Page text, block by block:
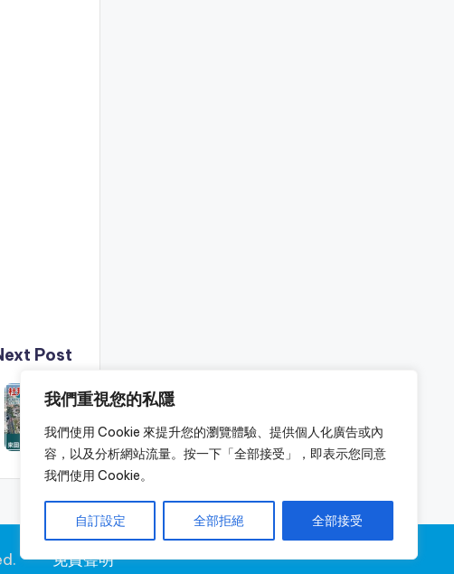
我們重視您的私隱
我們使用 Cookie 來提升您的瀏覽體驗、提供個人化廣告或內
容，以及分析網站流量。按一下「全部接受」，即表示您同意
我們使用 Cookie。
自訂設定 全部拒絕 全部接受
Post
免責聲明